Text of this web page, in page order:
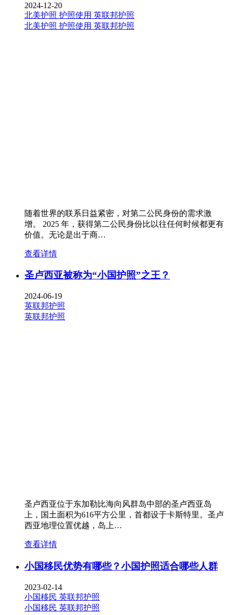
2024-12-20
北美护照 护照使用 英联邦护照
北美护照 护照使用 英联邦护照
随着世界的联系日益紧密，对第二公民身份的需求激
增。 2025 年，获得第二公民身份比以往任何时候都更有
价值。无论是出于商…
查看详情
圣卢西亚被称为“小国护照”之王？
2024-06-19
英联邦护照
英联邦护照
圣卢西亚位于东加勒比海向风群岛中部的圣卢西亚岛
上，国土面积为616平方公里，首都设于卡斯特里。圣卢
西亚地理位置优越，岛上…
查看详情
小国移民优势有哪些？小国护照适合哪些人群
2023-02-14
小国移民 英联邦护照
小国移民 英联邦护照